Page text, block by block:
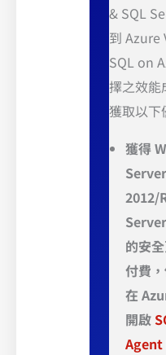
& SQL
到 Azure
SQL on
擇之效能
獲取以下
獲得
Server
2012/
的安
付費
在
開啟
Agent